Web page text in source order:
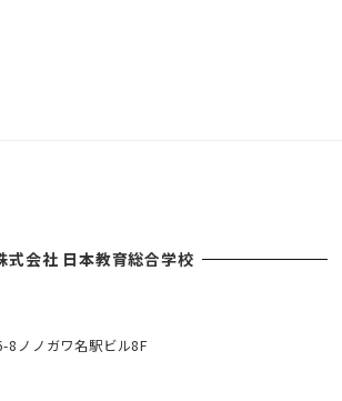
式会社 日本教育総合学校
8ノノガワ名駅ビル8F